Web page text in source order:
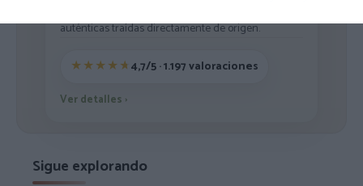
auténticas traídas directamente de origen.
4,7/5 · 1.197 valoraciones
Ver detalles ›
Sigue explorando